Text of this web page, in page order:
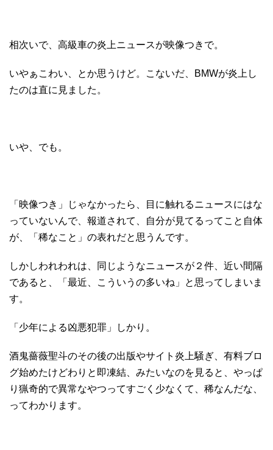
相次いで、高級車の炎上ニュースが映像つきで。
いやぁこわい、とか思うけど。こないだ、BMWが炎上し
たのは直に見ました。
いや、でも。
「映像つき」じゃなかったら、目に触れるニュースにはな
っていないんで、報道されて、自分が見てるってこと自体
が、「稀なこと」の表れだと思うんです。
しかしわれわれは、同じようなニュースが２件、近い間隔
であると、「最近、こういうの多いね」と思ってしまいま
す。
「少年による凶悪犯罪」しかり。
酒鬼薔薇聖斗のその後の出版やサイト炎上騒ぎ、有料ブロ
グ始めたけどわりと即凍結、みたいなのを見ると、やっぱ
り猟奇的で異常なやつってすごく少なくて、稀なんだな、
ってわかります。